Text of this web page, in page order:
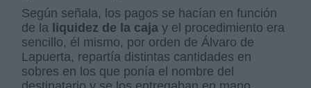
Según señala, los pagos se hacían en función
de la liquidez de la caja y el procedimiento era
sencillo, él mismo, por orden de Álvaro de
Lapuerta, repartía distintas cantidades en
sobres en los que ponía el nombre del